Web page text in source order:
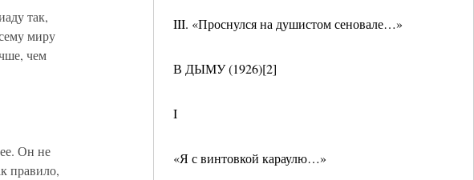
III. «Проснулся на душистом сеновале…»
В ДЫМУ (1926)[2]
I
«Я с винтовкой караулю…»
так,
миру
чем
Он не
правило,